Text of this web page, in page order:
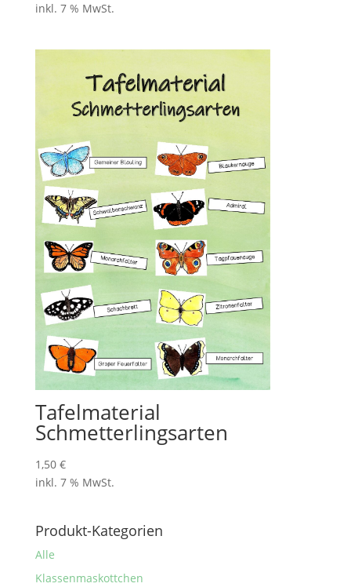
inkl. 7 % MwSt.
Tafelmaterial
Schmetterlingsarten
1,50 €
inkl. 7 % MwSt.
Produkt-Kategorien
Alle
Klassenmaskottchen